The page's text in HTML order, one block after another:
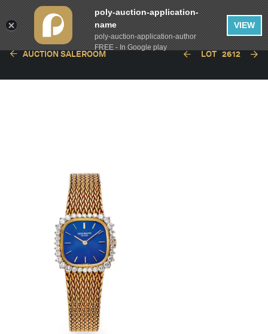
AUCTION SALEROOM LOT 2612
poly-auction-application-
name
poly-auction-application-author
FREE - In Google play
VIEW